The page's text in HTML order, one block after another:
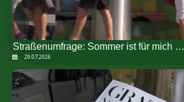
Straßenumfrage: Sommer ist für mich …
29.07.2026